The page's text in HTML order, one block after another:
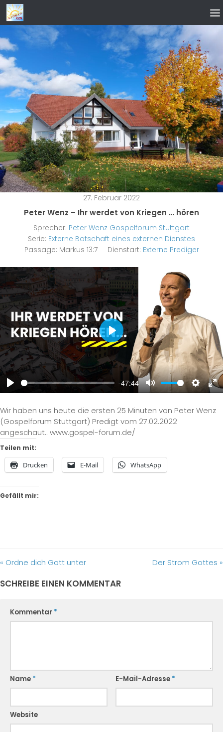
Zum Inhalt springen
27. Februar 2022
Peter Wenz – Ihr werdet von Kriegen … hören
Sprecher: Peter Wenz Gospelforum Stuttgart
Serie: Externe Botschaft eines externen Dienstes
Passage: Markus 13:7 Dienstart: Externe Prediger
Play
-47:44
Mute Settings
Play
Wir haben uns heute die ersten 25 Minuten von Peter Wenz
(Gospelforum Stuttgart) Predigt vom 27.02.2022
angeschaut.. www.gospel-forum.de/
Teilen mit:
Drucken E-Mail WhatsApp
Gefällt mir:
« Ordne dich Gott unter Der Strom Gottes »
SCHREIBE EINEN KOMMENTAR
Kommentar *
Name * E-Mail-Adresse *
Website